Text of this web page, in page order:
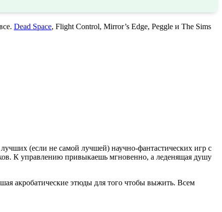
Dead Space, Flight Control, Mirror’s Edge, Peggle и The Sims
лучших (если не самой лучшей) научно-фантастических игр с
К управлению привыкаешь мгновенно, а леденящая душу
акробатические этюды для того чтобы выжить. Всем